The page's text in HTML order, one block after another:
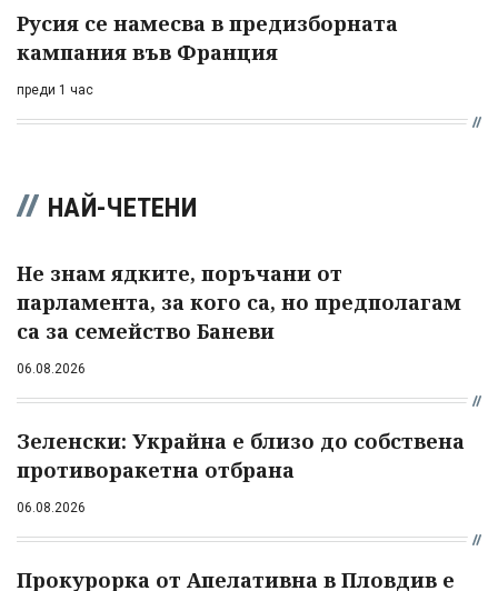
Русия се намесва в предизборната
кампания във Франция
преди 1 час
НАЙ-ЧЕТЕНИ
Не знам ядките, поръчани от
парламента, за кого са, но предполагам
са за семейство Баневи
06.08.2026
Зеленски: Украйна е близо до собствена
противоракетна отбрана
06.08.2026
Прокурорка от Апелативна в Пловдив е